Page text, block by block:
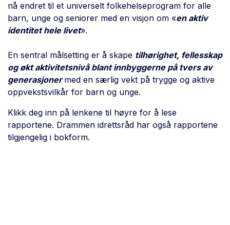
nå endret til et universelt folkehelseprogram for alle
barn, unge og seniorer med en visjon om «en aktiv
identitet hele livet».
En sentral målsetting er å skape tilhørighet, fellesskap
og økt aktivitetsnivå blant innbyggerne på tvers av
generasjonermed en særlig vekt på trygge og aktive
oppvekstsvilkår for barn og unge.
Klikk deg inn på lenkene til høyre for å lese
rapportene. Drammen idrettsråd har også rapportene
tilgjengelig i bokform.